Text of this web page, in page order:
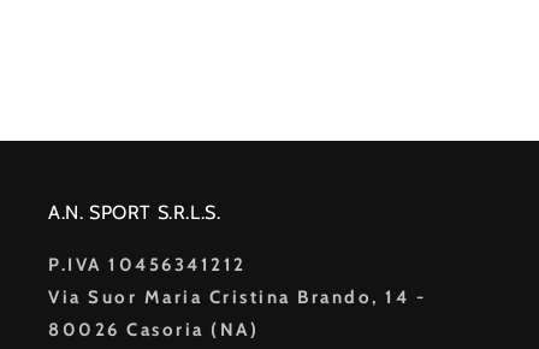
A.N. SPORT S.R.L.S.
P.IVA 10456341212
Via Suor Maria Cristina Brando, 14 -
80026 Casoria (NA)